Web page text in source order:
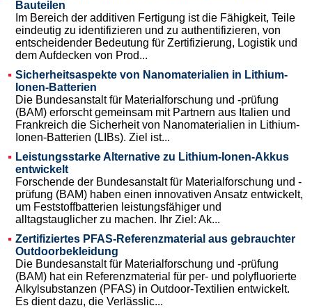
Bauteilen
Im Bereich der additiven Fertigung ist die Fähigkeit, Teile
eindeutig zu identifizieren und zu authentifizieren, von
entscheidender Bedeutung für Zertifizierung, Logistik und
dem Aufdecken von Prod...
Sicherheitsaspekte von Nanomaterialien in Lithium-
Ionen-Batterien
Die Bundesanstalt für Materialforschung und -prüfung
(BAM) erforscht gemeinsam mit Partnern aus Italien und
Frankreich die Sicherheit von Nanomaterialien in Lithium-
Ionen-Batterien (LIBs). Ziel ist...
Leistungsstarke Alternative zu Lithium-Ionen-Akkus
entwickelt
Forschende der Bundesanstalt für Materialforschung und -
prüfung (BAM) haben einen innovativen Ansatz entwickelt,
um Feststoffbatterien leistungsfähiger und
alltagstauglicher zu machen. Ihr Ziel: Ak...
Zertifiziertes PFAS-Referenzmaterial aus gebrauchter
Outdoorbekleidung
Die Bundesanstalt für Materialforschung und -prüfung
(BAM) hat ein Referenzmaterial für per- und polyfluorierte
Alkylsubstanzen (PFAS) in Outdoor-Textilien entwickelt.
Es dient dazu, die Verlässlic...